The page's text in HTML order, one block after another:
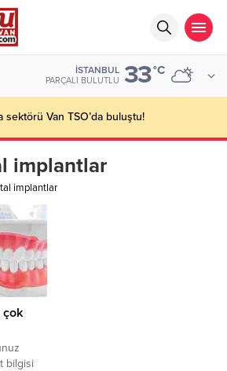
İSTANBUL
PARÇALI BULUTLU 33°C
sektörü Van TSO’da buluştu!
implantlar
implantlar
çok
bilgisi